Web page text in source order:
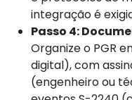
integração é
Passo 4:
Organize o PGR
digital), com
(engenheiro ou